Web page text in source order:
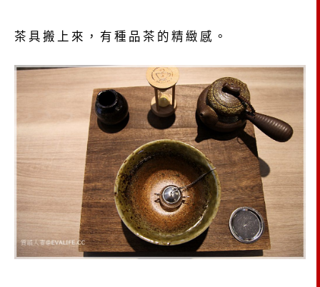
茶具搬上來，有種品茶的精緻感。